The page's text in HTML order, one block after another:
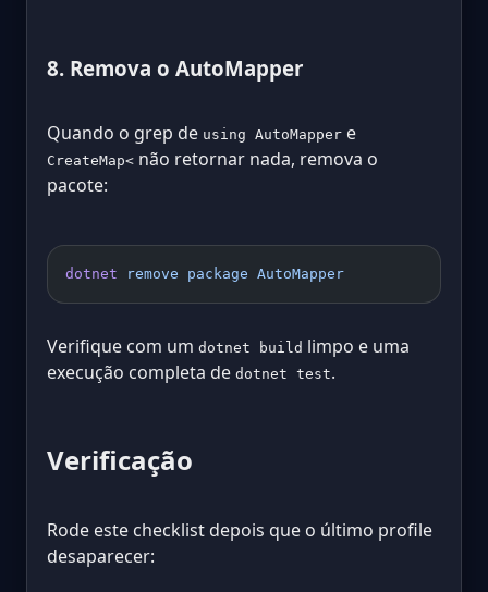
8. Remova o AutoMapper
Quando o grep de using AutoMapper e
CreateMap< não retornar nada, remova o
pacote:
dotnet remove package AutoMapper
Verifique com um dotnet build limpo e uma
execução completa de dotnet test.
Verificação
Rode este checklist depois que o último profile
desaparecer: